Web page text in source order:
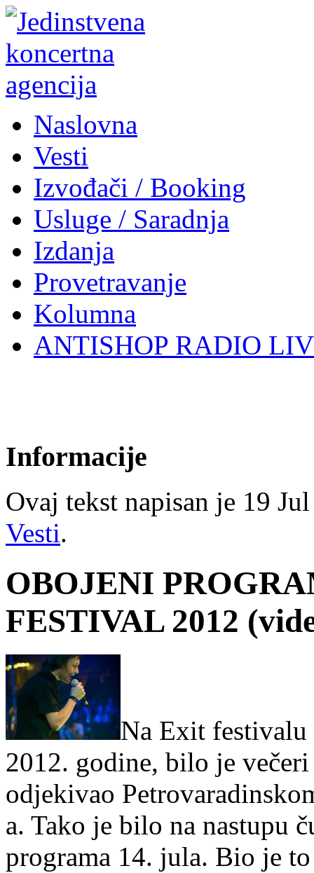
Naslovna
Vesti
Izvođači / Booking
Usluge / Saradnja
Izdanja
Provetravanje
Kolumna
ANTISHOP RADIO
Informacije
Ovaj tekst napisan je 19
Vesti.
OBOJENI
FESTIVAL 2012
Na Exit festivalu
2012. godine, bilo je
odjekivao
a. Tako je bilo na nastupu
programa 14. jula. Bio je